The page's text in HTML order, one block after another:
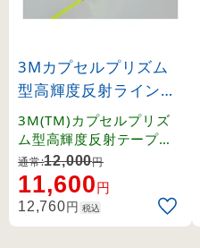
3Mカプセルプリズム
型高輝度反射ラインテ
ープ 45m巻 蛍光黄 15
mm幅 (390016)
3M(TM)カプセルプリズ
ム型高輝度反射テープ。
封入レンズの約4.5倍の輝
度。カプセルプリズム型
高輝度反射シート。
通常:12,000円
11,600円
12,760円 税込